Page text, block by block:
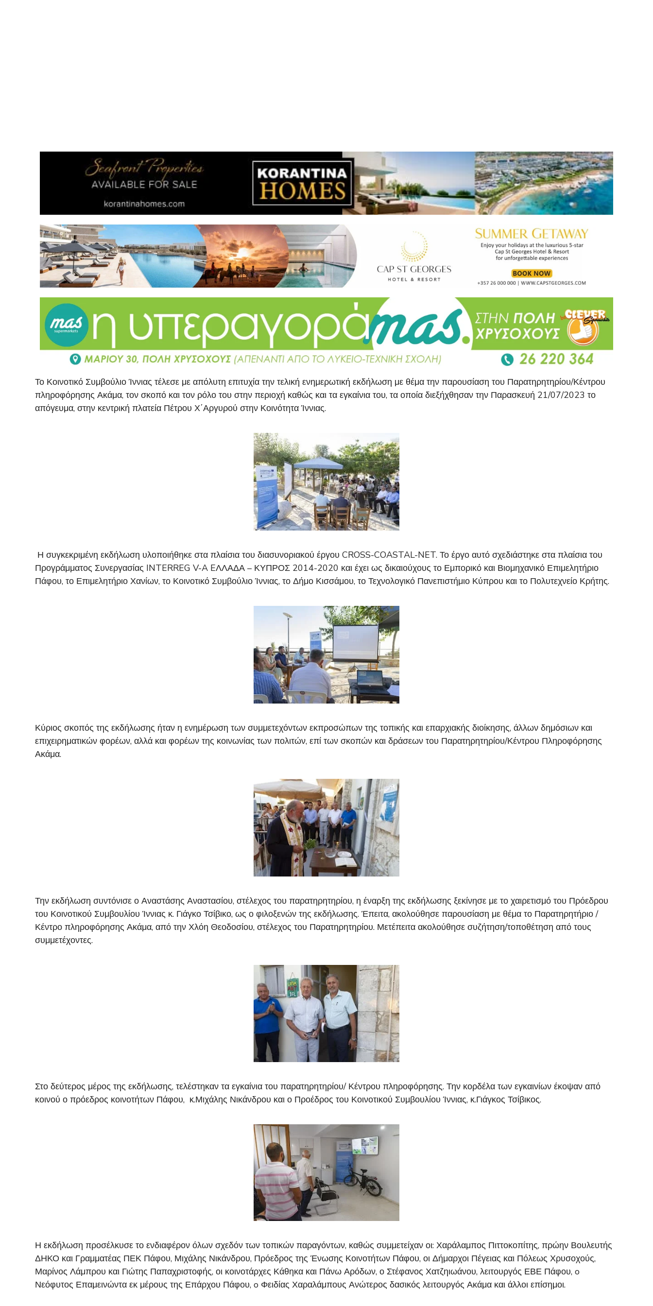
Το Κοινοτικό Συμβούλιο Ίννιας τέλεσε με απόλυτη επιτυχία την τελική ενημερωτική εκδήλωση με θέμα την παρουσίαση του Παρατηρητηρίου/Κέντρου
πληροφόρησης Ακάμα, τον σκοπό και τον ρόλο του στην περιοχή καθώς και τα εγκαίνια του, τα οποία διεξήχθησαν την Παρασκευή 21/07/2023 το
απόγευμα, στην κεντρική πλατεία Πέτρου Χ΄Αργυρού στην Κοινότητα Ίννιας.
Η συγκεκριμένη εκδήλωση υλοποιήθηκε στα πλαίσια του διασυνοριακού έργου CROSS-COASTAL-NET. Το έργο αυτό σχεδιάστηκε στα πλαίσια του
Προγράμματος Συνεργασίας INTERREG V-A EΛΛΑΔΑ – ΚΥΠΡΟΣ 2014-2020 και έχει ως δικαιούχους το Εμπορικό και Βιομηχανικό Επιμελητήριο
Πάφου, το Επιμελητήριο Χανίων, το Κοινοτικό Συμβούλιο Ίννιας, το Δήμο Κισσάμου, το Τεχνολογικό Πανεπιστήμιο Κύπρου και το Πολυτεχνείο Κρήτης.
Κύριος σκοπός της εκδήλωσης ήταν η ενημέρωση των συμμετεχόντων εκπροσώπων της τοπικής και επαρχιακής διοίκησης, άλλων δημόσιων και
επιχειρηματικών φορέων, αλλά και φορέων της κοινωνίας των πολιτών, επί των σκοπών και δράσεων του Παρατηρητηρίου/Κέντρου Πληροφόρησης
Ακάμα.
Την εκδήλωση συντόνισε ο Αναστάσης Αναστασίου, στέλεχος του παρατηρητηρίου, η έναρξη της εκδήλωσης ξεκίνησε με το χαιρετισμό του Πρόεδρου
του Κοινοτικού Συμβουλίου Ίννιας κ. Γιάγκο Τσίβικο, ως ο φιλοξενών της εκδήλωσης. Έπειτα, ακολούθησε παρουσίαση με θέμα το Παρατηρητήριο /
Κέντρο πληροφόρησης Ακάμα, από την Χλόη Θεοδοσίου, στέλεχος του Παρατηρητηρίου. Μετέπειτα ακολούθησε συζήτηση/τοποθέτηση από τους
συμμετέχοντες.
Στο δεύτερος μέρος της εκδήλωσης, τελέστηκαν τα εγκαίνια του παρατηρητηρίου/ Κέντρου πληροφόρησης. Την κορδέλα των εγκαινίων έκοψαν από
κοινού ο πρόεδρος κοινοτήτων Πάφου, κ.Μιχάλης Νικάνδρου και ο Προέδρος του Κοινοτικού Συμβουλίου Ίννιας, κ.Γιάγκος Τσίβικος.
Η εκδήλωση προσέλκυσε το ενδιαφέρον όλων σχεδόν των τοπικών παραγόντων, καθώς συμμετείχαν οι: Χαράλαμπος Πιττοκοπίτης, πρώην Βουλευτής
ΔΗΚΟ και Γραμματέας ΠΕΚ Πάφου, Μιχάλης Νικάνδρου, Πρόεδρος της Ένωσης Κοινοτήτων Πάφου, οι Δήμαρχοι Πέγειας και Πόλεως Χρυσοχούς,
Μαρίνος Λάμπρου και Γιώτης Παπαχριστοφής, οι κοινοτάρχες Κάθηκα και Πάνω Αρόδων, ο Στέφανος Χατζηιωάνου, λειτουργός ΕΒΕ Πάφου, o
Νεόφυτος Επαμεινώντα εκ μέρους της Επάρχου Πάφου, o Φειδίας Χαραλάμπους Ανώτερος δασικός λειτουργός Ακάμα και άλλοι επίσημοι.